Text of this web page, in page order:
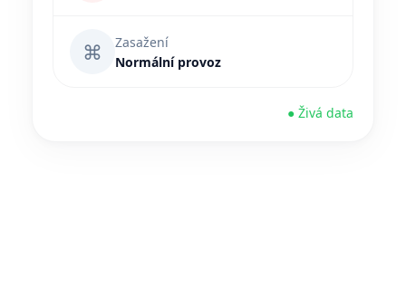
⌘
Zasažení
Normální provoz
● Živá data